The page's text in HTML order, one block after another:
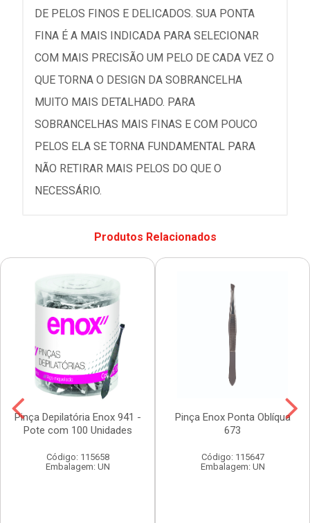
DE PELOS FINOS E DELICADOS. SUA PONTA
FINA É A MAIS INDICADA PARA SELECIONAR
COM MAIS PRECISÃO UM PELO DE CADA VEZ O
QUE TORNA O DESIGN DA SOBRANCELHA
MUITO MAIS DETALHADO. PARA
SOBRANCELHAS MAIS FINAS E COM POUCO
PELOS ELA SE TORNA FUNDAMENTAL PARA
NÃO RETIRAR MAIS PELOS DO QUE O
NECESSÁRIO.
Produtos Relacionados
Pinça Depilatória Enox 941 -
Pote com 100 Unidades
Código: 115658
Embalagem: UN
Pinça Enox Ponta Oblíqua
673
Código: 115647
Embalagem: UN